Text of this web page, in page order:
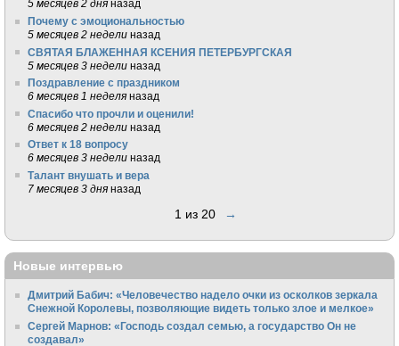
5 месяцев 2 дня назад
Почему с эмоциональностью
5 месяцев 2 недели назад
СВЯТАЯ БЛАЖЕННАЯ КСЕНИЯ ПЕТЕРБУРГСКАЯ
5 месяцев 3 недели назад
Поздравление с праздником
6 месяцев 1 неделя назад
Спасибо что прочли и оценили!
6 месяцев 2 недели назад
Ответ к 18 вопросу
6 месяцев 3 недели назад
Талант внушать и вера
7 месяцев 3 дня назад
1 из 20 →
Новые интервью
Дмитрий Бабич: «Человечество надело очки из осколков зеркала
Снежной Королевы, позволяющие видеть только злое и мелкое»
Сергей Марнов: «Господь создал семью, а государство Он не
создавал»